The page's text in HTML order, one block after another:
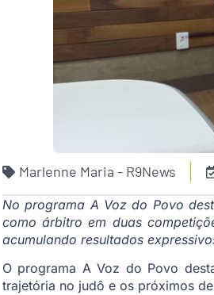
Marlenne Maria - R9News
No programa A Voz do Povo
como árbitro em duas
acumulando resultados
O programa A Voz do Povo
trajetória no judô e os próximos